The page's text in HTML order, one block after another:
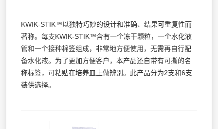
KWIK-STIK™以独特巧妙的设计和准确、结果可重复性而
著称。每支KWIK-STIK™含有一个冻干颗粒，一个水化液
管和一个接种棉签组成，非常地方便使用，无需再自行配
备水化液。为了更加方便客户，本产品还自带有可撕的名
称标签，可粘贴在培养皿上做辨别。此产品分为2支和6支
装供选择。